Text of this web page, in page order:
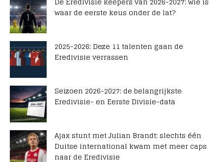
waar de eerste keus onder de lat?
2025-2026: Deze 11 talenten gaan de
Eredivisie verrassen
Seizoen 2026-2027: de belangrijkste
Eredivisie- en Eerste Divisie-data
Ajax stunt met Julian Brandt: slechts één
Duitse international kwam met meer caps
naar de Eredivisie